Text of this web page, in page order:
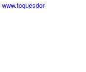
www.toquesdor-